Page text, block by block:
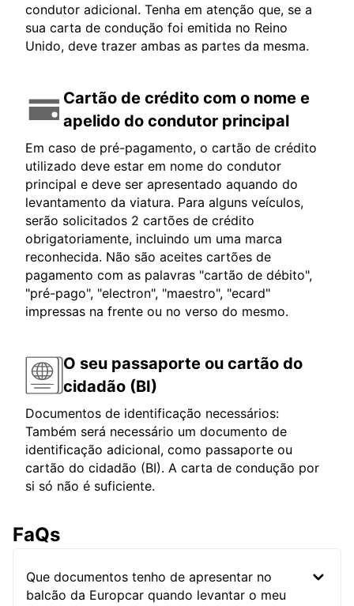
condutor adicional. Tenha em atenção que, se a
sua carta de condução foi emitida no Reino
Unido, deve trazer ambas as partes da mesma.
Cartão de crédito com o nome e
apelido do condutor principal
Em caso de pré-pagamento, o cartão de crédito
utilizado deve estar em nome do condutor
principal e deve ser apresentado aquando do
levantamento da viatura. Para alguns veículos,
serão solicitados 2 cartões de crédito
obrigatoriamente, incluindo um uma marca
reconhecida. Não são aceites cartões de
pagamento com as palavras "cartão de débito",
"pré-pago", "electron", "maestro", "ecard"
impressas na frente ou no verso do mesmo.
O seu passaporte ou cartão do
cidadão (BI)
Documentos de identificação necessários:
Também será necessário um documento de
identificação adicional, como passaporte ou
cartão do cidadão (BI). A carta de condução por
si só não é suficiente.
FaQs
Que documentos tenho de apresentar no
balcão da Europcar quando levantar o meu